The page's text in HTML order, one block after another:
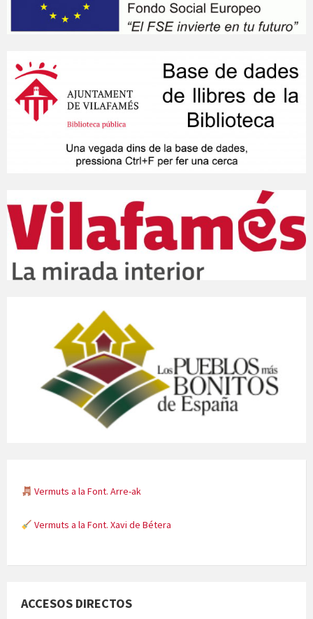
Vermuts a la Font. Xavi de Bétera
Minicims